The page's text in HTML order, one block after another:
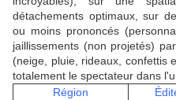
détachements optimaux, sur
ou moins prononcés
jaillissements (non projetés)
(neige, pluie, rideaux, confettis
totalement le spectateur dans
Région